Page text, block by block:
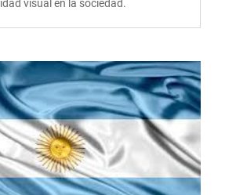
visual en la sociedad.